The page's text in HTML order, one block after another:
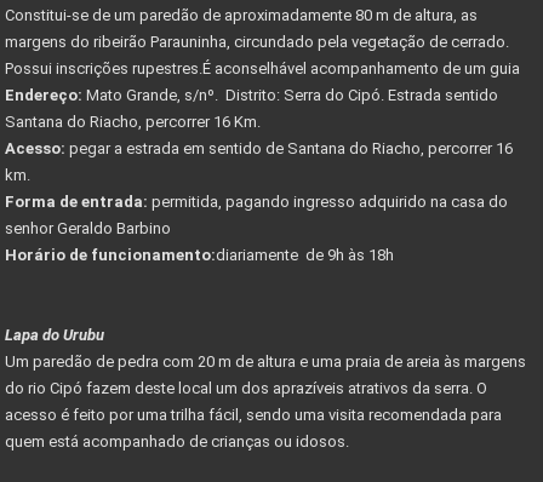
Constitui-se de um paredão de aproximadamente 80 m de altura, as
margens do ribeirão Parauninha, circundado pela vegetação de cerrado.
Possui inscrições rupestres.É aconselhável acompanhamento de um guia
Endereço: Mato Grande, s/nº. Distrito: Serra do Cipó. Estrada sentido
Santana do Riacho, percorrer 16 Km.
Acesso: pegar a estrada em sentido de Santana do Riacho, percorrer 16
km.
Forma de entrada: permitida, pagando ingresso adquirido na casa do
senhor Geraldo Barbino
Horário de funcionamento:diariamente de 9h às 18h
Lapa do Urubu
Um paredão de pedra com 20 m de altura e uma praia de areia às margens
do rio Cipó fazem deste local um dos aprazíveis atrativos da serra. O
acesso é feito por uma trilha fácil, sendo uma visita recomendada para
quem está acompanhado de crianças ou idosos.